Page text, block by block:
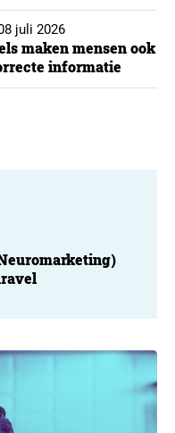
juli 2026
maken mensen ook
informatie